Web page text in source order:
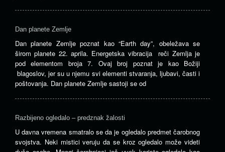
Dan planete Zemlje
Dan planete Zemlje poznat kao “Earth day”, obeležava se
širom planete 22. aprila. Energetska vibracija reči Zemlja je
pod elementom broja 7. Ovaj broj poznat je kao Božiji
blagoslov, jer su u njemu svi elementi stvaranja, ljubavi, časti i
poštovanja. Dan planete Zemlje sastoji se od
Razbijeno ogledalo – predznak žalosti
U davna vremena smatralo se da je ogledalo predmet čarobnog
svojstva. Neki mistici veruju da se kroz ogledalo može videti